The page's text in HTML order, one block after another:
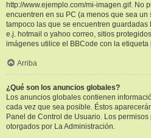
http://www.ejemplo.com/mi-imagen.gif. No
encuentren en su PC (a menos que sea
tampoco las que se encuentren
e.j. hotmail o yahoo correo, sitios
imágenes utilice el BBCode con la etiqueta
Arriba
¿Qué son los anuncios globales?
Los anuncios globales contienen
cada vez que sea posible. Éstos
Panel de Control de Usuario. Los
otorgados por La Administración.